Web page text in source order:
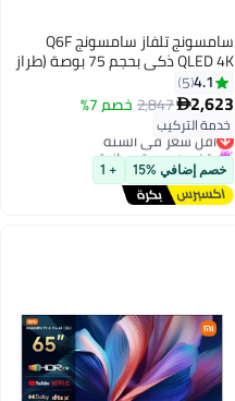
سامسونج تلفاز سامسونج Q6F
QLED 4K ذكي بحجم 75 بوصة (طراز
2025 - النسخة الدولية) | 100% حجم
نظام Tizen OS مع أمان Knox | OTS
Lite للألعاب | معالج Q4 Lite، Motion
تصميم MetalStream -
4.1
5
2,623
2,847خصم 7%
خدمة التركيب
أقل سعر في السنة
يتضمن هدية مجانية
أقل سعر في السنة
خصم إضافي %15 + 1